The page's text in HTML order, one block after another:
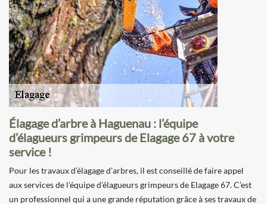
Élagage d’arbre à Haguenau : l’équipe
d’élagueurs grimpeurs de Elagage 67 à votre
service !
Pour les travaux d’élagage d’arbres, il est conseillé de faire appel
aux services de l’équipe d’élagueurs grimpeurs de Elagage 67. C’est
un professionnel qui a une grande réputation grâce à ses travaux de